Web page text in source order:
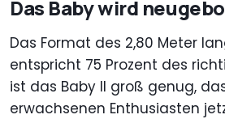
Das Baby wird
Das Format des 2,80 Meter
entspricht 75 Prozent des
ist das Baby II groß genug,
erwachsenen Enthusiasten